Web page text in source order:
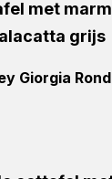
Giorgia Rond